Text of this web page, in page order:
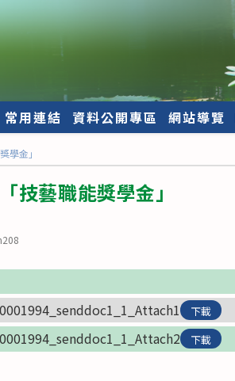
常用連結 資料公開專區 網站導覽
學金」
技藝職能獎學金」
下載
下載